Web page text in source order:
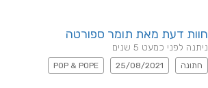
חוות דעת מאת תומר ספורטה
ניתנה לפני כמעט 5 שנים
חתונה 25/08/2021
POP & POPE